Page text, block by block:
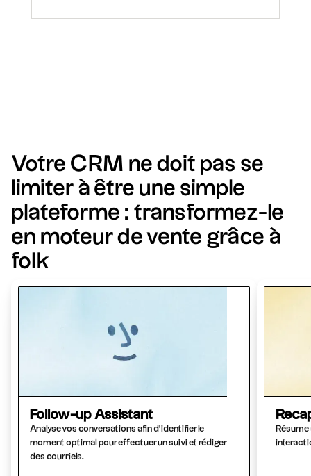
Votre CRM ne doit pas se
limiter à être une simple
plateforme : transformez-le
en moteur de vente grâce à
folk
Follow-up Assistant
Analyse vos conversations afin d'identifier le
moment optimal pour effectuer un suivi et rédiger
des courriels.